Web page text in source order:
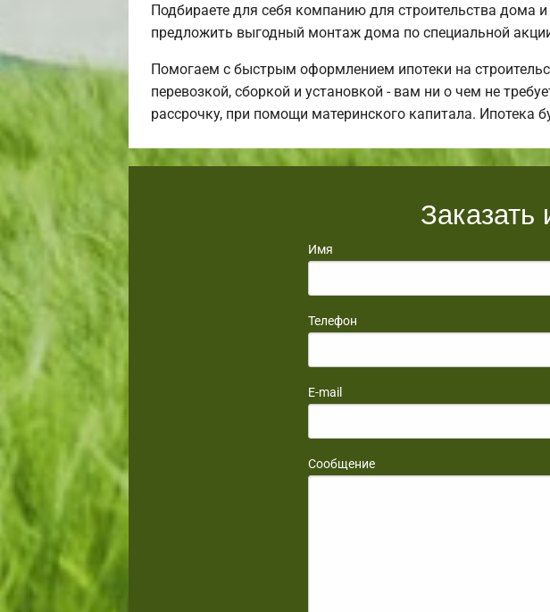
Подбираете для себя компанию для строительства
предложить выгодный монтаж дома по специальной
Помогаем с быстрым оформлением ипотеки на
перевозкой, сборкой и установкой - вам ни о чем не
рассрочку, при помощи материнского капитала. Ипотека
Заказать
Имя
Телефон
E-mail
Сообщение